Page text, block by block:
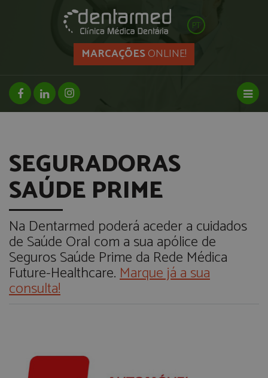
PT
MARCAÇÕESONLINE!
facebook page
linkedin pageinstagram page
SEGURADORAS
SAÚDE PRIME
Na Dentarmed poderá aceder a cuidados
de Saúde Oral com a sua apólice de
Seguros Saúde Prime da Rede Médica
Future-Healthcare.Marque já a sua
consulta!